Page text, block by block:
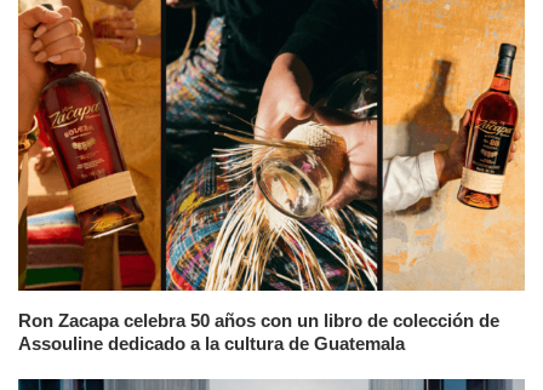
Ron Zacapa celebra 50 años con un libro de colección de
Assouline dedicado a la cultura de Guatemala